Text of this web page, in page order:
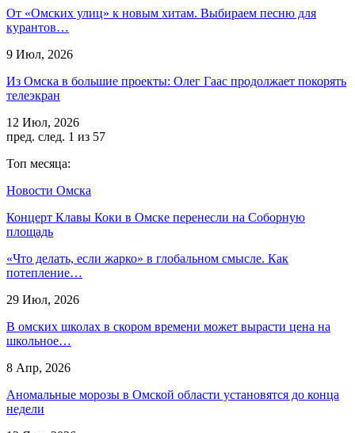
От «Омских улиц» к новым хитам. Выбираем песню для
курантов…
9 Июл, 2026
Из Омска в большие проекты: Олег Гаас продолжает покорять
телеэкран
12 Июл, 2026
пред. след. 1 из 57
Топ месяца:
Новости Омска
Концерт Клавы Коки в Омске перенесли на Соборную
площадь
«Что делать, если жарко» в глобальном смысле. Как
потепление…
29 Июл, 2026
В омских школах в скором времени может вырасти цена на
школьное…
8 Апр, 2026
Аномальные морозы в Омской области установятся до конца
недели